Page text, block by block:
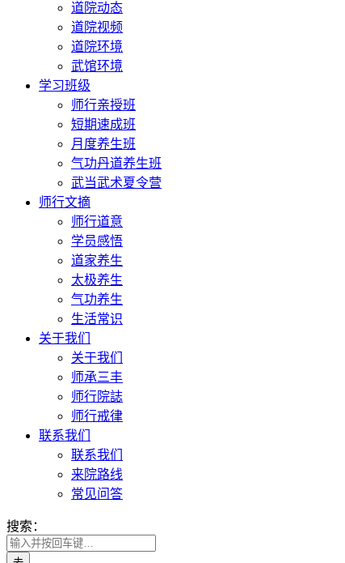
道院动态
道院视频
道院环境
武馆环境
学习班级
师行亲授班
短期速成班
月度养生班
气功丹道养生班
武当武术夏令营
师行文摘
师行道意
学员感悟
道家养生
太极养生
气功养生
生活常识
关于我们
关于我们
师承三丰
师行院誌
师行戒律
联系我们
联系我们
来院路线
常见问答
搜索：